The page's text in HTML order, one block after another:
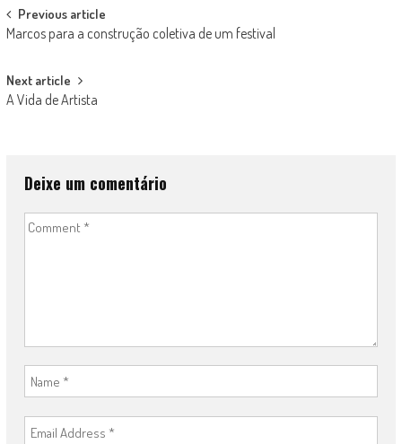
Post
navigation
Previous article
Marcos para a construção coletiva de um festival
Next article
A Vida de Artista
Deixe um comentário